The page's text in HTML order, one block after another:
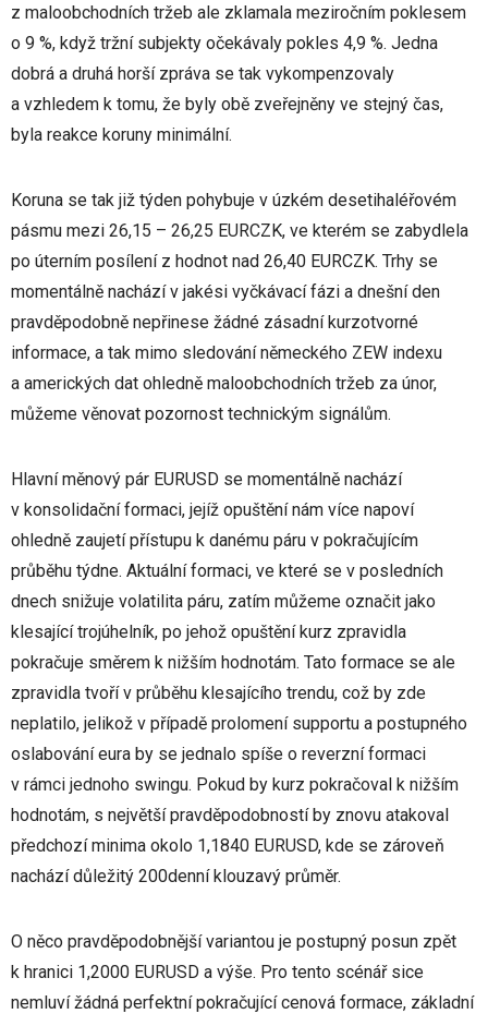
z maloobchodních tržeb ale zklamala meziročním poklesem
o 9 %, když tržní subjekty očekávaly pokles 4,9 %. Jedna
dobrá a druhá horší zpráva se tak vykompenzovaly
a vzhledem k tomu, že byly obě zveřejněny ve stejný čas,
byla reakce koruny minimální.
Koruna se tak již týden pohybuje v úzkém desetihaléřovém
pásmu mezi 26,15 – 26,25 EURCZK, ve kterém se zabydlela
po úterním posílení z hodnot nad 26,40 EURCZK. Trhy se
momentálně nachází v jakési vyčkávací fázi a dnešní den
pravděpodobně nepřinese žádné zásadní kurzotvorné
informace, a tak mimo sledování německého ZEW indexu
a amerických dat ohledně maloobchodních tržeb za únor,
můžeme věnovat pozornost technickým signálům.
Hlavní měnový pár EURUSD se momentálně nachází
v konsolidační formaci, jejíž opuštění nám více napoví
ohledně zaujetí přístupu k danému páru v pokračujícím
průběhu týdne. Aktuální formaci, ve které se v posledních
dnech snižuje volatilita páru, zatím můžeme označit jako
klesající trojúhelník, po jehož opuštění kurz zpravidla
pokračuje směrem k nižším hodnotám. Tato formace se ale
zpravidla tvoří v průběhu klesajícího trendu, což by zde
neplatilo, jelikož v případě prolomení supportu a postupného
oslabování eura by se jednalo spíše o reverzní formaci
v rámci jednoho swingu. Pokud by kurz pokračoval k nižším
hodnotám, s největší pravděpodobností by znovu atakoval
předchozí minima okolo 1,1840 EURUSD, kde se zároveň
nachází důležitý 200denní klouzavý průměr.
O něco pravděpodobnější variantou je postupný posun zpět
k hranici 1,2000 EURUSD a výše. Pro tento scénář sice
nemluví žádná perfektní pokračující cenová formace, základní